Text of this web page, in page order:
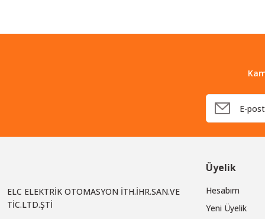
ELC ELEKTRİK OTOMASYON İTH.İHR.SAN.VE
TİC.LTD.ŞTİ
Üyelik
Hesabım
Yeni Üyelik